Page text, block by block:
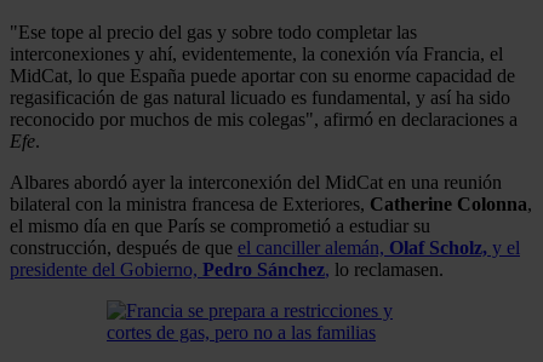
"Ese tope al precio del gas y sobre todo completar las
interconexiones y ahí, evidentemente, la conexión vía Francia, el
MidCat, lo que España puede aportar con su enorme capacidad de
regasificación de gas natural licuado es fundamental, y así ha sido
reconocido por muchos de mis colegas", afirmó en declaraciones a
Efe.
Albares abordó ayer la interconexión del MidCat en una reunión
bilateral con la ministra francesa de Exteriores, Catherine Colonna,
el mismo día en que París se comprometió a estudiar su
construcción, después de que el canciller alemán, Olaf Scholz, y el
presidente del Gobierno, Pedro Sánchez, lo reclamasen.